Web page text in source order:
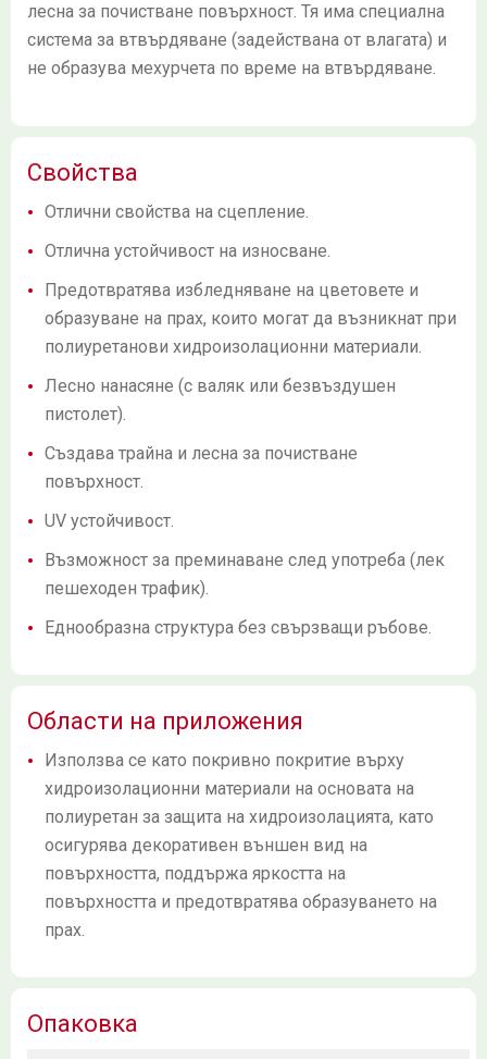
лесна за почистване повърхност. Тя има специална
система за втвърдяване (задействана от влагата) и
не образува мехурчета по време на втвърдяване.
Свойства
Отлични свойства на сцепление.
Отлична устойчивост на износване.
Предотвратява избледняване на цветовете и
образуване на прах, които могат да възникнат при
полиуретанови хидроизолационни материали.
Лесно нанасяне (с валяк или безвъздушен
пистолет).
Създава трайна и лесна за почистване
повърхност.
UV устойчивост.
Възможност за преминаване след употреба (лек
пешеходен трафик).
Еднообразна структура без свързващи ръбове.
Области на приложения
Използва се като покривно покритие върху
хидроизолационни материали на основата на
полиуретан за защита на хидроизолацията, като
осигурява декоративен външен вид на
повърхността, поддържа яркостта на
повърхността и предотвратява образуването на
прах.
Опаковка